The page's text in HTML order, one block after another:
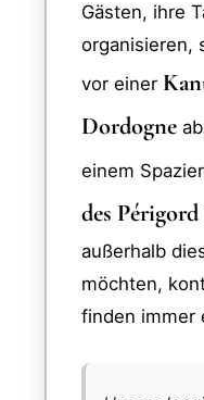
Gästen, ihre
organisieren,
vor einer
Dordogne
einem
des
außerhalb
möchten,
finden immer